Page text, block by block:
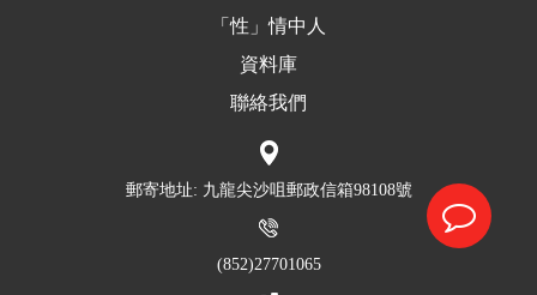
「性」情中人
資料庫
聯絡我們
郵寄地址: 九龍尖沙咀郵政信箱98108號
(852)27701065